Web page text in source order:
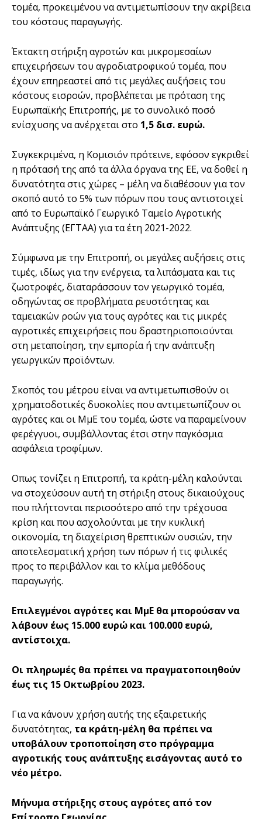
τομέα, προκειμένου να αντιμετωπίσουν την ακρίβεια
του κόστους παραγωγής.
Έκτακτη στήριξη αγροτών και μικρομεσαίων
επιχειρήσεων του αγροδιατροφικού τομέα, που
έχουν επηρεαστεί από τις μεγάλες αυξήσεις του
κόστους εισροών, προβλέπεται με πρόταση της
Ευρωπαϊκής Επιτροπής, με το συνολικό ποσό
ενίσχυσης να ανέρχεται στο 1,5 δισ. ευρώ.
Συγκεκριμένα, η Κομισιόν πρότεινε, εφόσον εγκριθεί
η πρότασή της από τα άλλα όργανα της ΕΕ, να δοθεί η
δυνατότητα στις χώρες – μέλη να διαθέσουν για τον
σκοπό αυτό το 5% των πόρων που τους αντιστοιχεί
από το Ευρωπαϊκό Γεωργικό Ταμείο Αγροτικής
Ανάπτυξης (ΕΓΤΑΑ) για τα έτη 2021-2022.
Σύμφωνα με την Επιτροπή, οι μεγάλες αυξήσεις στις
τιμές, ιδίως για την ενέργεια, τα λιπάσματα και τις
ζωοτροφές, διαταράσσουν τον γεωργικό τομέα,
οδηγώντας σε προβλήματα ρευστότητας και
ταμειακών ροών για τους αγρότες και τις μικρές
αγροτικές επιχειρήσεις που δραστηριοποιούνται
στη μεταποίηση, την εμπορία ή την ανάπτυξη
γεωργικών προϊόντων.
Σκοπός του μέτρου είναι να αντιμετωπισθούν οι
χρηματοδοτικές δυσκολίες που αντιμετωπίζουν οι
αγρότες και οι ΜμΕ του τομέα, ώστε να παραμείνουν
φερέγγυοι, συμβάλλοντας έτσι στην παγκόσμια
ασφάλεια τροφίμων.
Οπως τονίζει η Επιτροπή, τα κράτη-μέλη καλούνται
να στοχεύσουν αυτή τη στήριξη στους δικαιούχους
που πλήττονται περισσότερο από την τρέχουσα
κρίση και που ασχολούνται με την κυκλική
οικονομία, τη διαχείριση θρεπτικών ουσιών, την
αποτελεσματική χρήση των πόρων ή τις φιλικές
προς το περιβάλλον και το κλίμα μεθόδους
παραγωγής.
Επιλεγμένοι αγρότες και ΜμΕ θα μπορούσαν να
λάβουν έως 15.000 ευρώ και 100.000 ευρώ,
αντίστοιχα.
Οι πληρωμές θα πρέπει να πραγματοποιηθούν
έως τις 15 Οκτωβρίου 2023.
Για να κάνουν χρήση αυτής της εξαιρετικής
δυνατότητας, τα κράτη-μέλη θα πρέπει να
υποβάλουν τροποποίηση στο πρόγραμμα
αγροτικής τους ανάπτυξης εισάγοντας αυτό το
νέο μέτρο.
Μήνυμα στήριξης στους αγρότες από τον